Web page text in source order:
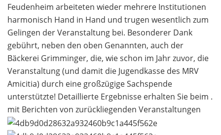
Feudenheim arbeiteten wieder mehrere Institutionen
harmonisch Hand in Hand und trugen wesentlich zum
Gelingen der Veranstaltung bei. Besonderer Dank
gebührt, neben den oben Genannten, auch der
Bäckerei Grimminger, die, wie schon im Jahr zuvor, die
Veranstaltung (und damit die Jugendkasse des MRV
Amicitia) durch eine großzügige Sachspende
unterstützte! Detaillierte Ergebnisse erhalten Sie beim .
mit Berichten von zurückliegenden Veranstaltungen